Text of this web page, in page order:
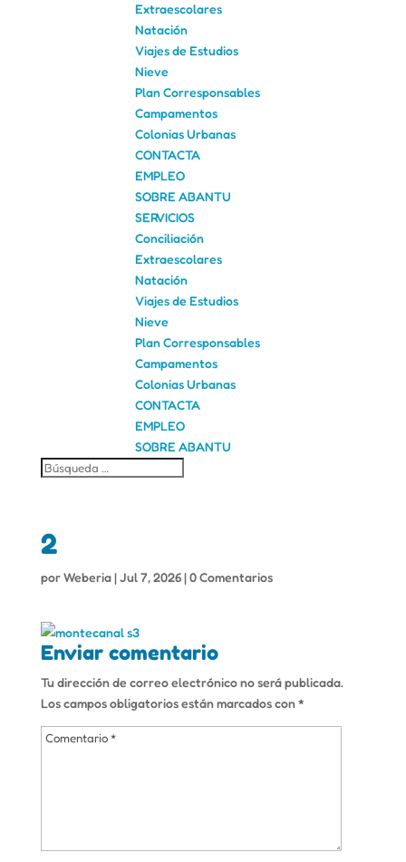
Extraescolares
Natación
Viajes de Estudios
Nieve
Plan Corresponsables
Campamentos
Colonias Urbanas
CONTACTA
EMPLEO
SOBRE ABANTU
SERVICIOS
Conciliación
Extraescolares
Natación
Viajes de Estudios
Nieve
Plan Corresponsables
Campamentos
Colonias Urbanas
CONTACTA
EMPLEO
SOBRE ABANTU
2
porWeberia|Jul 7, 2026|0 Comentarios
Enviar comentario
Tu dirección de correo electrónico no será publicada.
Los campos obligatorios están marcados con*